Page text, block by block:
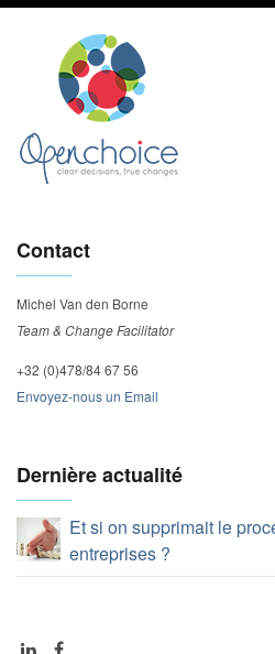
Contact
Michel Van den Borne
Team & Change Facilitator
+32 (0)478/84 67 56
Envoyez-nous un Email
Dernière actualité
Et si on supprimait le
entreprises ?